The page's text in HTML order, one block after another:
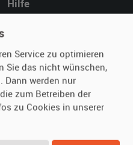
Hilfe
Kontakt
Service zu optimieren
Sie das nicht wünschen,
Dann werden nur
zum Betreiben der
zu Cookies in unserer